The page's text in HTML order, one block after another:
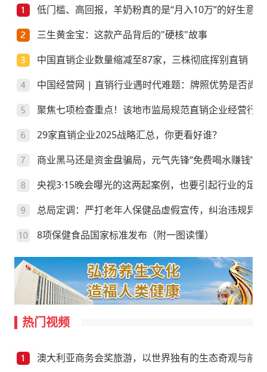
低门槛、高回报，羊奶粉真的是“月入10万”的好生意？
三生黄金宝：这款产品背后的"硬核"故事
中国直销企业数量缩减至87家，三株彻底挥别直销
中国经营网 | 直销行业遇时代难题：牌照优势是否尚存
聚焦七项检查重点！该地市监局规范直销企业经营行为
29家直销企业2025战略汇总，你更看好谁？
商业黑马还是资金盘骗局，元气先锋“免费喝水赚钱”靠
央视3·15晚会曝光的这两起案例，也要引起行业的足
总局定调：严打老年人保健品虚假宣传，纠治违规异
8项保健食品国家标准发布（附一图读懂）
热门视频
澳大利亚商务会奖旅游，以世界独有的生态奇观与前